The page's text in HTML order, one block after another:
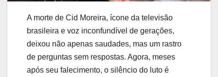
A morte de Cid Moreira, ícone da televisão
brasileira e voz inconfundível de gerações,
deixou não apenas saudades, mas um rastro
de perguntas sem respostas. Agora, meses
após seu falecimento, o silêncio do luto é